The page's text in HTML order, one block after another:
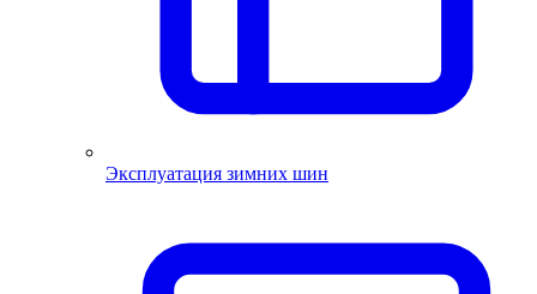
Эксплуатация зимних шин